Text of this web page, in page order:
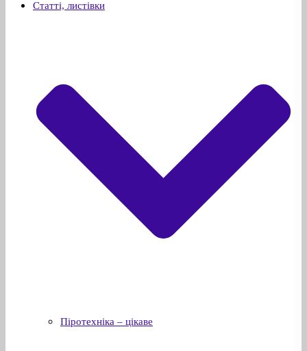
Статті, листівки
Піротехніка – цікаве